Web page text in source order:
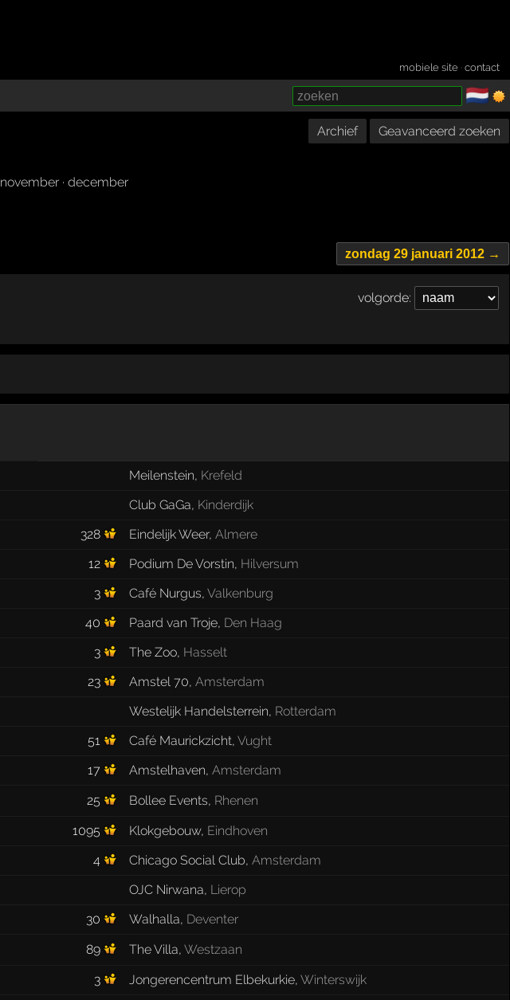
mobiele site ·contact
🇳🇱
Archief Geavanceerd zoeken
november · december
zondag 29 januari 2012 →
volgorde:
Meilenstein, Krefeld
Club GaGa, Kinderdijk
328 Eindelijk Weer, Almere
12 Podium De Vorstin, Hilversum
3 Café Nurgus, Valkenburg
40 Paard van Troje, Den Haag
3 The Zoo, Hasselt
23 Amstel 70, Amsterdam
Westelijk Handelsterrein, Rotterdam
51 Café Maurickzicht, Vught
17 Amstelhaven, Amsterdam
25 Bollee Events, Rhenen
1095 Klokgebouw, Eindhoven
4 Chicago Social Club, Amsterdam
OJC Nirwana, Lierop
30 Walhalla, Deventer
89 The Villa, Westzaan
3 Jongerencentrum Elbekurkie, Winterswijk